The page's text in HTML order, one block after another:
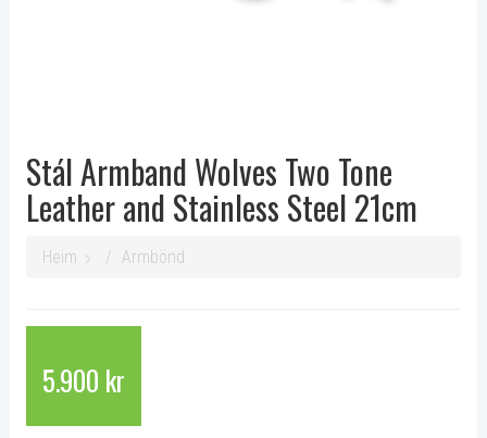
Stál Armband Wolves Two Tone
Leather and Stainless Steel 21cm
Heim Armbönd
5.900 kr